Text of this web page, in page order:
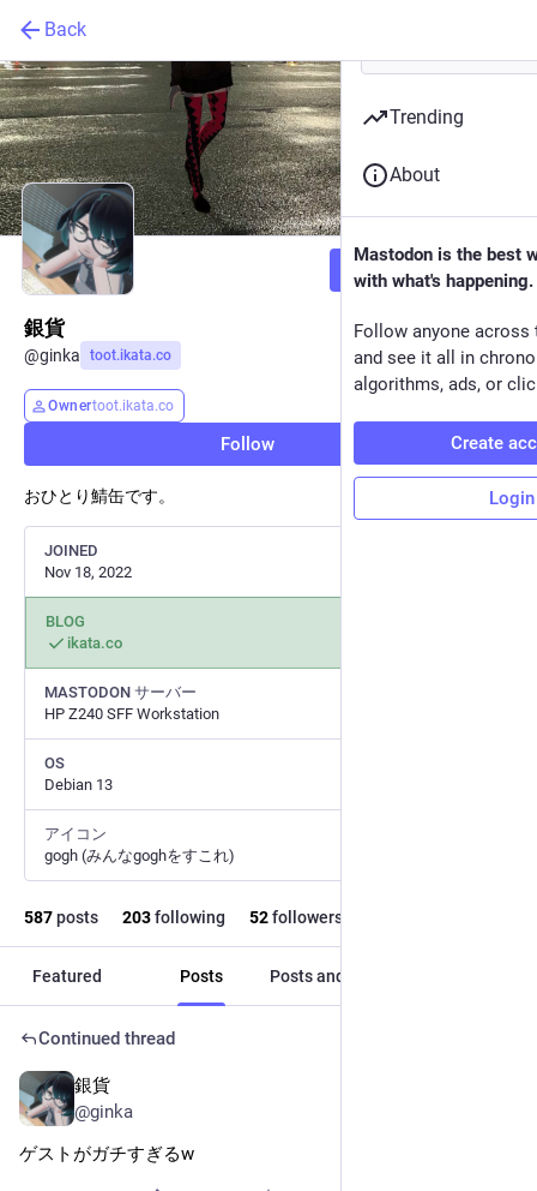
Back
Follow
銀貨
@ginka toot.ikata.co
Ownertoot.ikata.co
Follow
おひとり鯖缶です。
JOINED
Nov 18, 2022
BLOG
ikata.co
MASTODON サーバー
HP Z240 SFF Workstation
OS
Debian 13
アイコン
gogh (みんなgoghをすこれ)
587posts 203following 52followers
Featured Posts Posts and replies
Continued thread
銀貨
@ginka
ゲストがガチすぎるw
Trending
About
Mastodon is the best
with what's happening.
Follow anyone across
and see it all in
algorithms, ads, or
Create
Login